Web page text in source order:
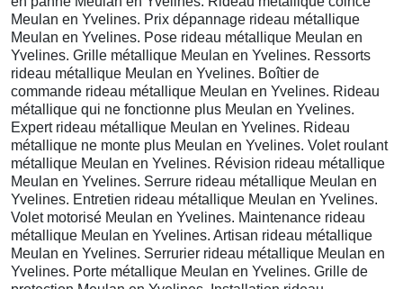
Meulan en Yvelines. Prix dépannage rideau métallique
Meulan en Yvelines. Pose rideau métallique Meulan en
Yvelines. Grille métallique Meulan en Yvelines. Ressorts
rideau métallique Meulan en Yvelines. Boîtier de
commande rideau métallique Meulan en Yvelines. Rideau
métallique qui ne fonctionne plus Meulan en Yvelines.
Expert rideau métallique Meulan en Yvelines. Rideau
métallique ne monte plus Meulan en Yvelines. Volet roulant
métallique Meulan en Yvelines. Révision rideau métallique
Meulan en Yvelines. Serrure rideau métallique Meulan en
Yvelines. Entretien rideau métallique Meulan en Yvelines.
Volet motorisé Meulan en Yvelines. Maintenance rideau
métallique Meulan en Yvelines. Artisan rideau métallique
Meulan en Yvelines. Serrurier rideau métallique Meulan en
Yvelines. Porte métallique Meulan en Yvelines. Grille de